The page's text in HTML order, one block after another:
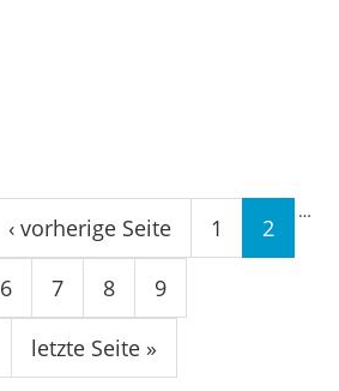
‹ vorherige Seite 1 2
6 7 8 9
…
letzte Seite »